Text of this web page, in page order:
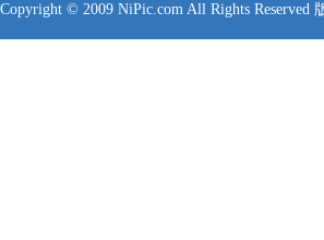
Copyright © 2009 NiPic.com All Rights